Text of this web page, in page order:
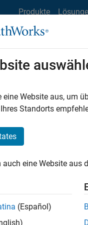
Produkte
FILTER:
Stellen
Es
Region
eine Website aus, um
Standorts
auch eine Website aus
(Español)